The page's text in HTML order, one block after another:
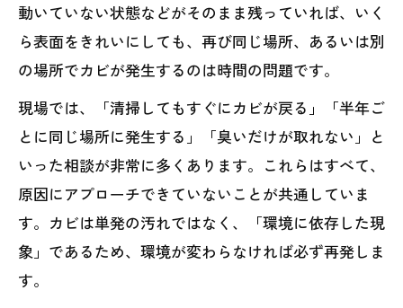
動いていない状態などがそのまま残っていれば、いく
ら表面をきれいにしても、再び同じ場所、あるいは別
の場所でカビが発生するのは時間の問題です。
現場では、「清掃してもすぐにカビが戻る」「半年ご
とに同じ場所に発生する」「臭いだけが取れない」と
いった相談が非常に多くあります。これらはすべて、
原因にアプローチできていないことが共通していま
す。カビは単発の汚れではなく、「環境に依存した現
象」であるため、環境が変わらなければ必ず再発しま
す。